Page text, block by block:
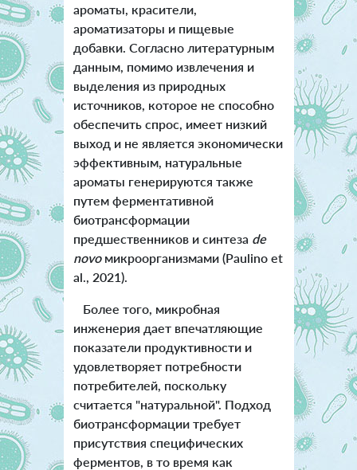
ароматы, красители,
ароматизаторы и пищевые
добавки. Согласно литературным
данным, помимо извлечения и
выделения из природных
источников, которое не способно
обеспечить спрос, имеет низкий
выход и не является экономически
эффективным, натуральные
ароматы генерируются также
путем ферментативной
биотрансформации
предшественников и синтеза de
novo микроорганизмами (Paulino et
al., 2021).
Более того, микробная
инженерия дает впечатляющие
показатели продуктивности и
удовлетворяет потребности
потребителей, поскольку
считается "натуральной". Подход
биотрансформации требует
присутствия специфических
ферментов, в то время как